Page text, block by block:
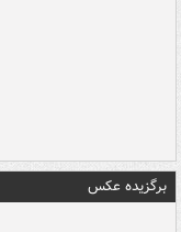
برگزیده عکس